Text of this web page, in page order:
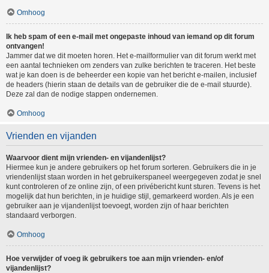
Omhoog
Ik heb spam of een e-mail met ongepaste inhoud van iemand op dit forum
ontvangen!
Jammer dat we dit moeten horen. Het e-mailformulier van dit forum werkt met
een aantal technieken om zenders van zulke berichten te traceren. Het beste
wat je kan doen is de beheerder een kopie van het bericht e-mailen, inclusief
de headers (hierin staan de details van de gebruiker die de e-mail stuurde).
Deze zal dan de nodige stappen ondernemen.
Omhoog
Vrienden en vijanden
Waarvoor dient mijn vrienden- en vijandenlijst?
Hiermee kun je andere gebruikers op het forum sorteren. Gebruikers die in je
vriendenlijst staan worden in het gebruikerspaneel weergegeven zodat je snel
kunt controleren of ze online zijn, of een privébericht kunt sturen. Tevens is het
mogelijk dat hun berichten, in je huidige stijl, gemarkeerd worden. Als je een
gebruiker aan je vijandenlijst toevoegt, worden zijn of haar berichten
standaard verborgen.
Omhoog
Hoe verwijder of voeg ik gebruikers toe aan mijn vrienden- en/of
vijandenlijst?